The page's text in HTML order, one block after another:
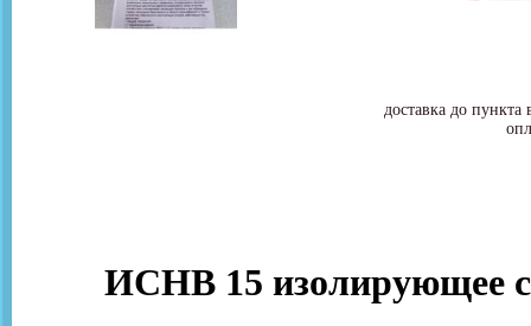
доставка до
ИСНВ 15 изолирующее